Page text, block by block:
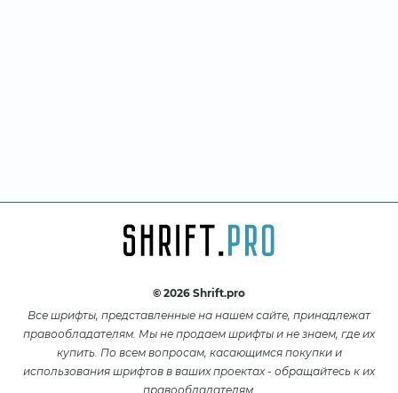
© 2026 Shrift.pro
Все шрифты, представленные на нашем сайте, принадлежат
правообладателям. Мы не продаем шрифты и не знаем, где их
купить. По всем вопросам, касающимся покупки и
использования шрифтов в ваших проектах - обращайтесь к их
правообладателям.